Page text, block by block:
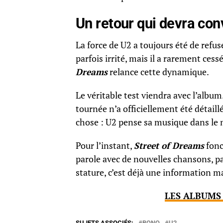
Un retour qui devra
La force de U2 a toujours été de
parfois irrité, mais il a rarement
Dreamsrelance cette dynamique.
Le véritable test viendra avec
tournée n’a officiellement été
chose : U2 pense sa musique dans
Pour l’instant, Street of Dreams
parole avec de nouvelles chansons,
stature, c’est déjà une information
LES